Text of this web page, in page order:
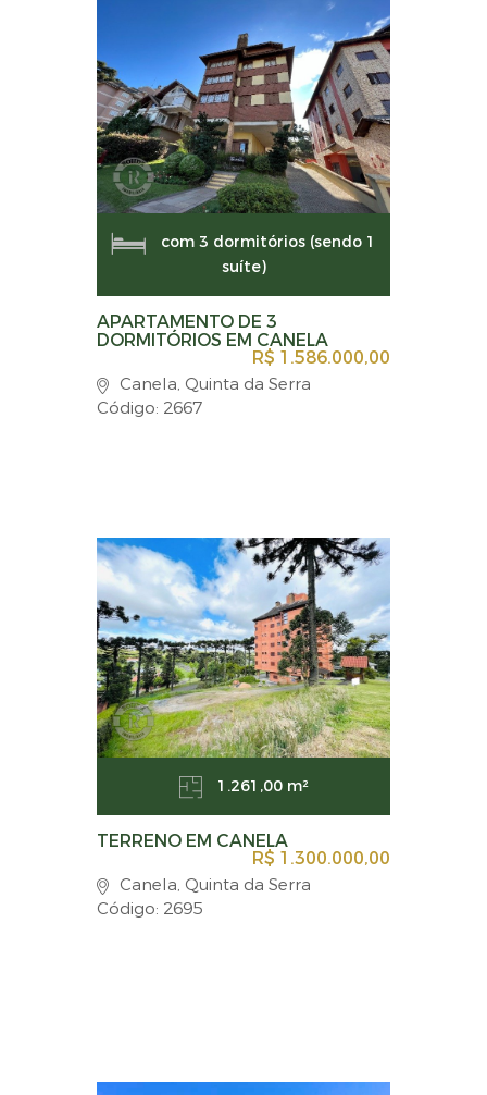
com 3 dormitórios (sendo 1
suíte)
APARTAMENTO DE 3
DORMITÓRIOS EM CANELA
R$ 1.586.000,00
Canela, Quinta da Serra
Código: 2667
1.261,00 m²
TERRENO EM CANELA
R$ 1.300.000,00
Canela, Quinta da Serra
Código: 2695